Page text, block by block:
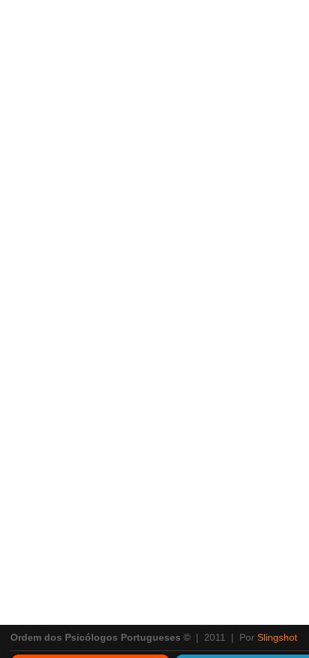
Ordem dos Psicólogos Portugueses © | 2011 | Por Slingshot